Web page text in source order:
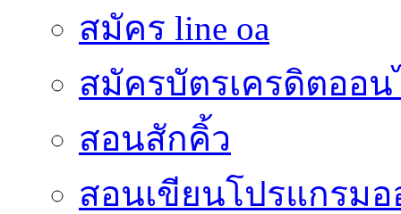
สมัคร line oa
สมัครบัตรเครดิตออ
สอนสักคิ้ว
สอนเขียนโปรแกรม